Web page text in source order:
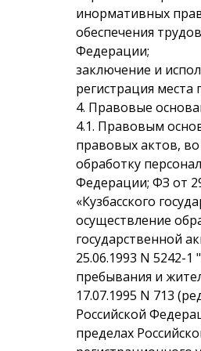
инормативных
обеспечения
Федерации;
заключение и
регистрация
4. Правовые
4.1. Правовым
правовых актов,
обработку
Федерации; ФЗ от
«Кузбасского
осуществление
государственной
25.06.1993 N 5242-
пребывания и
17.07.1995 N 713
Российской
пределах